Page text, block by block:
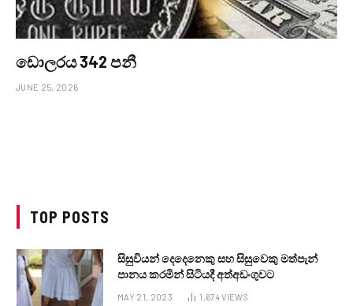
ඩොලරය 342 පනී
JUNE 25, 2026
TOP POSTS
සිසුවියන් දෙදෙනෙකු සහ සිසුවෙකු මත්පැන්
පානය කරමින් සිටියදී අත්අඩංගුවට
MAY 21, 2023 1,674VIEWS